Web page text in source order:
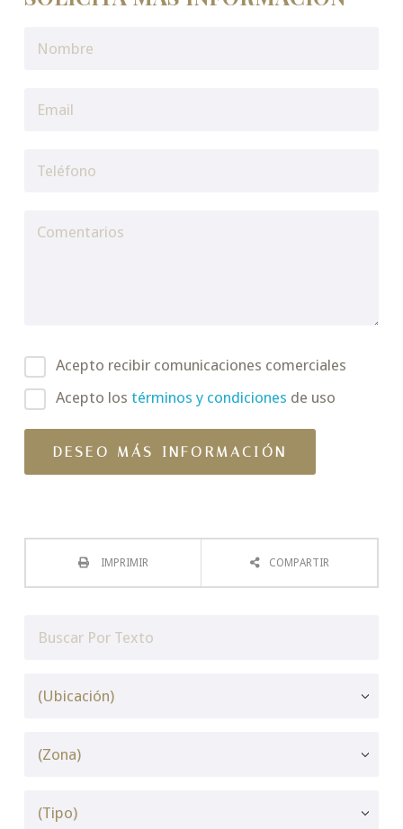
Acepto recibir comunicaciones comerciales
Acepto los términos y condiciones de uso
IMPRIMIR COMPARTIR